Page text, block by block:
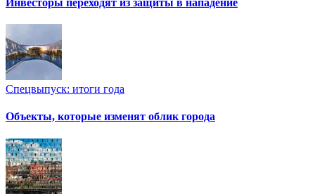
Спецвыпуск: итоги года
Объекты, которые изменят облик города